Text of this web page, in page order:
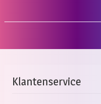
Klantenservice